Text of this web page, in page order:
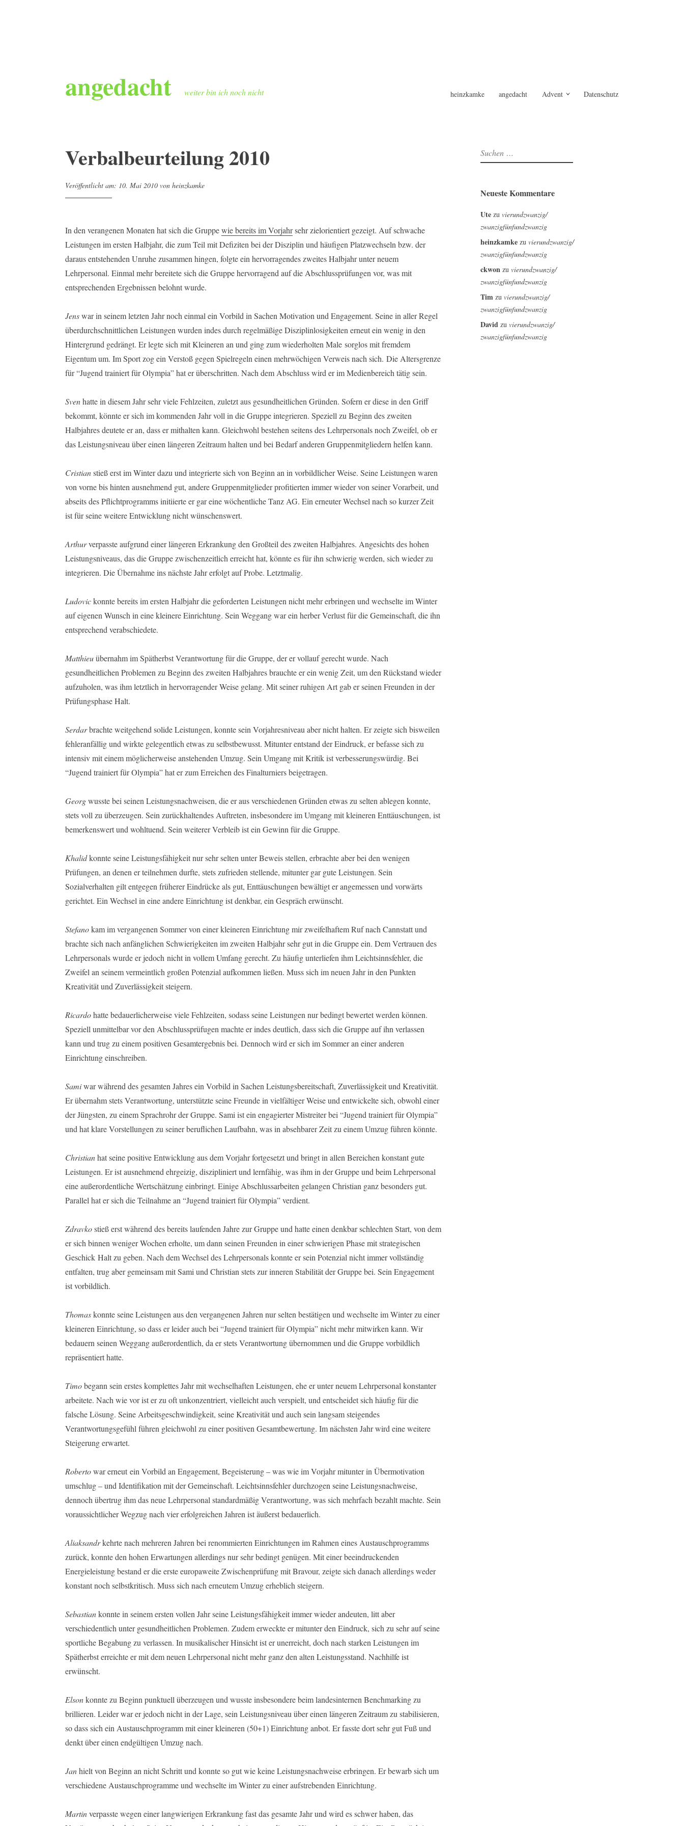
springen
angedacht weiter bin ich noch nicht heinzkamke angedacht Advent Datenschutz
Verbalbeurteilung 2010
Veröffentlicht am: 10. Mai 2010 von heinzkamke
In den verangenen Monaten hat sich die Gruppewie bereits im Vorjahrsehr zielorientiert gezeigt. Auf schwache
Leistungen im ersten Halbjahr, die zum Teil mit Defiziten bei der Disziplin und häufigen Platzwechseln bzw. der
daraus entstehenden Unruhe zusammen hingen, folgte ein hervorragendes zweites Halbjahr unter neuem
Lehrpersonal. Einmal mehr bereitete sich die Gruppe hervorragend auf die Abschlussprüfungen vor, was mit
entsprechenden Ergebnissen belohnt wurde.
Jenswar in seinem letzten Jahr noch einmal ein Vorbild in Sachen Motivation und Engagement. Seine in aller Regel
überdurchschnittlichen Leistungen wurden indes durch regelmäßige Disziplinlosigkeiten erneut ein wenig in den
Hintergrund gedrängt. Er legte sich mit Kleineren an und ging zum wiederholten Male sorglos mit fremdem
Eigentum um. Im Sport zog ein Verstoß gegen Spielregeln einen mehrwöchigen Verweis nach sich. Die Altersgrenze
für “Jugend trainiert für Olympia” hat er überschritten. Nach dem Abschluss wird er im Medienbereich tätig sein.
Svenhatte in diesem Jahr sehr viele Fehlzeiten, zuletzt aus gesundheitlichen Gründen. Sofern er diese in den Griff
bekommt, könnte er sich im kommenden Jahr voll in die Gruppe integrieren. Speziell zu Beginn des zweiten
Halbjahres deutete er an, dass er mithalten kann. Gleichwohl bestehen seitens des Lehrpersonals noch Zweifel, ob er
das Leistungsniveau über einen längeren Zeitraum halten und bei Bedarf anderen Gruppenmitgliedern helfen kann.
Cristianstieß erst im Winter dazu und integrierte sich von Beginn an in vorbildlicher Weise. Seine Leistungen waren
von vorne bis hinten ausnehmend gut, andere Gruppenmitglieder profitierten immer wieder von seiner Vorarbeit, und
abseits des Pflichtprogramms initiierte er gar eine wöchentliche Tanz AG. Ein erneuter Wechsel nach so kurzer Zeit
ist für seine weitere Entwicklung nicht wünschenswert.
Arthurverpasste aufgrund einer längeren Erkrankung den Großteil des zweiten Halbjahres. Angesichts des hohen
Leistungsniveaus, das die Gruppe zwischenzeitlich erreicht hat, könnte es für ihn schwierig werden, sich wieder zu
integrieren. Die Übernahme ins nächste Jahr erfolgt auf Probe. Letztmalig.
Ludovickonnte bereits im ersten Halbjahr die geforderten Leistungen nicht mehr erbringen und wechselte im Winter
auf eigenen Wunsch in eine kleinere Einrichtung. Sein Weggang war ein herber Verlust für die Gemeinschaft, die ihn
entsprechend verabschiedete.
Matthieuübernahm im Spätherbst Verantwortung für die Gruppe, der er vollauf gerecht wurde. Nach
gesundheitlichen Problemen zu Beginn des zweiten Halbjahres brauchte er ein wenig Zeit, um den Rückstand wieder
aufzuholen, was ihm letztlich in hervorragender Weise gelang. Mit seiner ruhigen Art gab er seinen Freunden in der
Prüfungsphase Halt.
Serdarbrachte weitgehend solide Leistungen, konnte sein Vorjahresniveau aber nicht halten. Er zeigte sich bisweilen
fehleranfällig und wirkte gelegentlich etwas zu selbstbewusst. Mitunter entstand der Eindruck, er befasse sich zu
intensiv mit einem möglicherweise anstehenden Umzug. Sein Umgang mit Kritik ist verbesserungswürdig. Bei
“Jugend trainiert für Olympia” hat er zum Erreichen des Finalturniers beigetragen.
Georgwusste bei seinen Leistungsnachweisen, die er aus verschiedenen Gründen etwas zu selten ablegen konnte,
stets voll zu überzeugen. Sein zurückhaltendes Auftreten, insbesondere im Umgang mit kleineren Enttäuschungen, ist
bemerkenswert und wohltuend. Sein weiterer Verbleib ist ein Gewinn für die Gruppe.
Khalidkonnte seine Leistungsfähigkeit nur sehr selten unter Beweis stellen, erbrachte aber bei den wenigen
Prüfungen, an denen er teilnehmen durfte, stets zufrieden stellende, mitunter gar gute Leistungen. Sein
Sozialverhalten gilt entgegen früherer Eindrücke als gut, Enttäuschungen bewältigt er angemessen und vorwärts
gerichtet. Ein Wechsel in eine andere Einrichtung ist denkbar, ein Gespräch erwünscht.
Stefanokam im vergangenen Sommer von einer kleineren Einrichtung mir zweifelhaftem Ruf nach Cannstatt und
brachte sich nach anfänglichen Schwierigkeiten im zweiten Halbjahr sehr gut in die Gruppe ein. Dem Vertrauen des
Lehrpersonals wurde er jedoch nicht in vollem Umfang gerecht. Zu häufig unterliefen ihm Leichtsinnsfehler, die
Zweifel an seinem vermeintlich großen Potenzial aufkommen ließen. Muss sich im neuen Jahr in den Punkten
Kreativität und Zuverlässigkeit steigern.
Ricardohatte bedauerlicherweise viele Fehlzeiten, sodass seine Leistungen nur bedingt bewertet werden können.
Speziell unmittelbar vor den Abschlussprüfugen machte er indes deutlich, dass sich die Gruppe auf ihn verlassen
kann und trug zu einem positiven Gesamtergebnis bei. Dennoch wird er sich im Sommer an einer anderen
Einrichtung einschreiben.
Samiwar während des gesamten Jahres ein Vorbild in Sachen Leistungsbereitschaft, Zuverlässigkeit und Kreativität.
Er übernahm stets Verantwortung, unterstützte seine Freunde in vielfältiger Weise und entwickelte sich, obwohl einer
der Jüngsten, zu einem Sprachrohr der Gruppe. Sami ist ein engagierter Mistreiter bei “Jugend trainiert für Olympia”
und hat klare Vorstellungen zu seiner beruflichen Laufbahn, was in absehbarer Zeit zu einem Umzug führen könnte.
Christianhat seine positive Entwicklung aus dem Vorjahr fortgesetzt und bringt in allen Bereichen konstant gute
Leistungen. Er ist ausnehmend ehrgeizig, diszipliniert und lernfähig, was ihm in der Gruppe und beim Lehrpersonal
eine außerordentliche Wertschätzung einbringt. Einige Abschlussarbeiten gelangen Christian ganz besonders gut.
Parallel hat er sich die Teilnahme an “Jugend trainiert für Olympia” verdient.
Zdravkostieß erst während des bereits laufenden Jahre zur Gruppe und hatte einen denkbar schlechten Start, von dem
er sich binnen weniger Wochen erholte, um dann seinen Freunden in einer schwierigen Phase mit strategischen
Geschick Halt zu geben. Nach dem Wechsel des Lehrpersonals konnte er sein Potenzial nicht immer vollständig
entfalten, trug aber gemeinsam mit Sami und Christian stets zur inneren Stabilität der Gruppe bei. Sein Engagement
ist vorbildlich.
Thomaskonnte seine Leistungen aus den vergangenen Jahren nur selten bestätigen und wechselte im Winter zu einer
kleineren Einrichtung, so dass er leider auch bei “Jugend trainiert für Olympia” nicht mehr mitwirken kann. Wir
bedauern seinen Weggang außerordentlich, da er stets Verantwortung übernommen und die Gruppe vorbildlich
repräsentiert hatte.
Timobegann sein erstes komplettes Jahr mit wechselhaften Leistungen, ehe er unter neuem Lehrpersonal konstanter
arbeitete. Nach wie vor ist er zu oft unkonzentriert, vielleicht auch verspielt, und entscheidet sich häufig für die
falsche Lösung. Seine Arbeitsgeschwindigkeit, seine Kreativität und auch sein langsam steigendes
Verantwortungsgefühl führen gleichwohl zu einer positiven Gesamtbewertung. Im nächsten Jahr wird eine weitere
Steigerung erwartet.
Robertowar erneut ein Vorbild an Engagement, Begeisterung – was wie im Vorjahr mitunter in Übermotivation
umschlug – und Identifikation mit der Gemeinschaft. Leichtsinnsfehler durchzogen seine Leistungsnachweise,
dennoch übertrug ihm das neue Lehrpersonal standardmäßig Verantwortung, was sich mehrfach bezahlt machte. Sein
voraussichtlicher Wegzug nach vier erfolgreichen Jahren ist äußerst bedauerlich.
Aliaksandrkehrte nach mehreren Jahren bei renommierten Einrichtungen im Rahmen eines Austauschprogramms
zurück, konnte den hohen Erwartungen allerdings nur sehr bedingt genügen. Mit einer beeindruckenden
Energieleistung bestand er die erste europaweite Zwischenprüfung mit Bravour, zeigte sich danach allerdings weder
konstant noch selbstkritisch. Muss sich nach erneutem Umzug erheblich steigern.
Sebastiankonnte in seinem ersten vollen Jahr seine Leistungsfähigkeit immer wieder andeuten, litt aber
verschiedentlich unter gesundheitlichen Problemen. Zudem erweckte er mitunter den Eindruck, sich zu sehr auf seine
sportliche Begabung zu verlassen. In musikalischer Hinsicht ist er unerreicht, doch nach starken Leistungen im
Spätherbst erreichte er mit dem neuen Lehrpersonal nicht mehr ganz den alten Leistungsstand. Nachhilfe ist
erwünscht.
Elsonkonnte zu Beginn punktuell überzeugen und wusste insbesondere beim landesinternen Benchmarking zu
brillieren. Leider war er jedoch nicht in der Lage, sein Leistungsniveau über einen längeren Zeitraum zu stabilisieren,
so dass sich ein Austauschprogramm mit einer kleineren (50+1) Einrichtung anbot. Er fasste dort sehr gut Fuß und
denkt über einen endgültigen Umzug nach.
Janhielt von Beginn an nicht Schritt und konnte so gut wie keine Leistungsnachweise erbringen. Er bewarb sich um
verschiedene Austauschprogramme und wechselte im Winter zu einer aufstrebenden Einrichtung.
Martinverpasste wegen einer langwierigen Erkrankung fast das gesamte Jahr und wird es schwer haben, das
Suchen
nach:
Neueste Kommentare
Ute zu vierundzwanzig/
zwanzigfünfundzwanzig
heinzkamke zu vierundzwanzig/
zwanzigfünfundzwanzig
ckwon zu vierundzwanzig/
zwanzigfünfundzwanzig
Tim zu vierundzwanzig/
zwanzigfünfundzwanzig
David zu vierundzwanzig/
zwanzigfünfundzwanzig